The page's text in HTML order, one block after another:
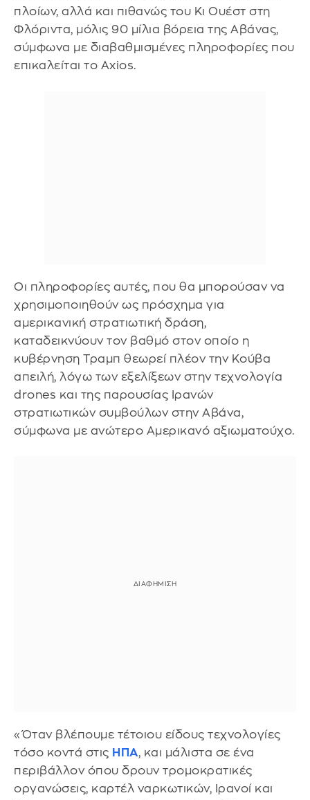
πλοίων, αλλά και πιθανώς του Κι Ουέστ στη
Φλόριντα, μόλις 90 μίλια βόρεια της Αβάνας,
σύμφωνα με διαβαθμισμένες πληροφορίες που
επικαλείται το Axios.
Οι πληροφορίες αυτές, που θα μπορούσαν να
χρησιμοποιηθούν ως πρόσχημα για
αμερικανική στρατιωτική δράση,
καταδεικνύουν τον βαθμό στον οποίο η
κυβέρνηση Τραμπ θεωρεί πλέον την Κούβα
απειλή, λόγω των εξελίξεων στην τεχνολογία
drones και της παρουσίας Ιρανών
στρατιωτικών συμβούλων στην Αβάνα,
σύμφωνα με ανώτερο Αμερικανό αξιωματούχο.
«Όταν βλέπουμε τέτοιου είδους τεχνολογίες
τόσο κοντά στις ΗΠΑ, και μάλιστα σε ένα
περιβάλλον όπου δρουν τρομοκρατικές
οργανώσεις, καρτέλ ναρκωτικών, Ιρανοί και